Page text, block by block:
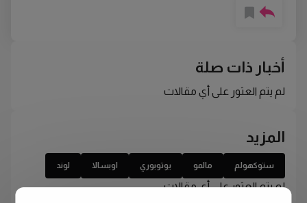
أخبار ذات صلة
لم يتم العثور على أي مقالات
المزيد
ستوكهولم مالمو يوتوبوري اوبسالا لوند
لم يتم العثور على أي مقالات